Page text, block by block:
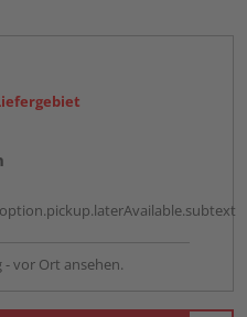
vor Ort ansehen.